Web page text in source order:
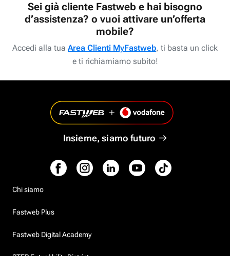
Sei già cliente Fastweb e hai bisogno
d’assistenza? o vuoi attivare un’offerta
mobile?
Accedi alla tua Area Clienti MyFastweb, ti basta un click
e ti richiamiamo subito!
Insieme, siamo futuro
Chi siamo
Fastweb Plus
Fastweb Digital Academy